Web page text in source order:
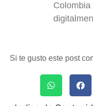
Si te gusto este post